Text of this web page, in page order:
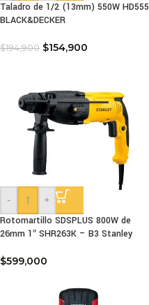
Taladro de 1/2 (13mm) 550W HD555
BLACK&DECKER
$194,900 $154,900
-
+
Rotomartillo SDSPLUS 800W de
26mm 1″ SHR263K – B3 Stanley
$599,000